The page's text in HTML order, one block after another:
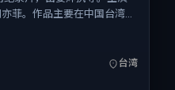
菲。作品主要在中国台湾取
台湾